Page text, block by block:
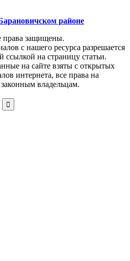
районе
права защищены.
с нашего ресурса разрешается
ссылкой на страницу статьи.
на сайте взяты с открытых
интернета, все права на
владельцам.